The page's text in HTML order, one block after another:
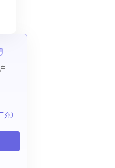
）